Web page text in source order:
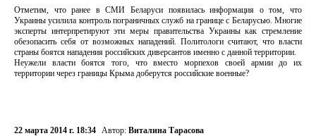
Отметим, что ранее в СМИ Беларуси появилась информация о том, что
Украины усилила контроль пограничных служб на границе с Беларусью. Многие
эксперты интерпретируют эти меры правительства Украины как стремление
обезопасить себя от возможных нападений. Политологи считают, что власти
страны боятся нападения российских диверсантов именно с данной территории.
Неужели власти боятся того, что вместо морпехов своей армии до их
территории через границы Крыма доберутся российские военные?
22 марта 2014 г. 18:34 Автор: Виталина Тарасова